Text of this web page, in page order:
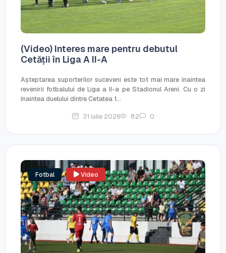
(Video) Interes mare pentru debutul
Cetății în Liga A II-A
Așteptarea suporterilor suceveni este tot mai mare înaintea
revenirii fotbalului de Liga a II-a pe Stadionul Areni. Cu o zi
înaintea duelului dintre Cetatea 1...
31 iulie 2026 82 0
Fotbal Video